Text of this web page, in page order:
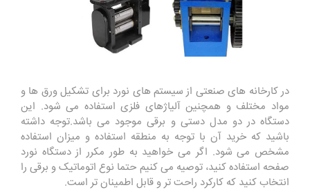
در کارخانه های صنعتی از سیستم های نورد برای تشکیل ورق ها و
مواد مختلف و همچنین آلیاژهای فلزی استفاده می شود. این
دستگاه در دو مدل دستی و برقی موجود می باشد.توجه داشته
باشید که خرید آن با توجه به منطقه استفاده و میزان استفاده
مشخص می شود. اگر می خواهید به طور مکرر از دستگاه نورد
صفحه استفاده کنید، توصیه می کنیم حتما نوع اتوماتیک و برقی را
انتخاب کنید که کارکرد راحت تر و قابل اطمینان تر است.